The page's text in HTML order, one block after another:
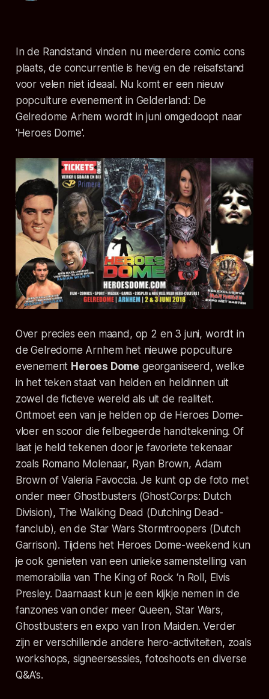
In de Randstand vinden nu meerdere comic cons
plaats, de concurrentie is hevig en de reisafstand
voor velen niet ideaal. Nu komt er een nieuw
popculture evenement in Gelderland: De
Gelredome Arhem wordt in juni omgedoopt naar
'Heroes Dome'.
Over precies een maand, op 2 en 3 juni, wordt in
de Gelredome Arnhem het nieuwe popculture
evenement Heroes Dome georganiseerd, welke
in het teken staat van helden en heldinnen uit
zowel de fictieve wereld als uit de realiteit.
Ontmoet een van je helden op de Heroes Dome-
vloer en scoor die felbegeerde handtekening. Of
laat je held tekenen door je favoriete tekenaar
zoals Romano Molenaar, Ryan Brown, Adam
Brown of Valeria Favoccia. Je kunt op de foto met
onder meer Ghostbusters (GhostCorps: Dutch
Division), The Walking Dead (Dutching Dead-
fanclub), en de Star Wars Stormtroopers (Dutch
Garrison). Tijdens het Heroes Dome-weekend kun
je ook genieten van een unieke samenstelling van
memorabilia van The King of Rock ‘n Roll, Elvis
Presley. Daarnaast kun je een kijkje nemen in de
fanzones van onder meer Queen, Star Wars,
Ghostbusters en expo van Iron Maiden. Verder
zijn er verschillende andere hero-activiteiten, zoals
workshops, signeersessies, fotoshoots en diverse
Q&A’s.